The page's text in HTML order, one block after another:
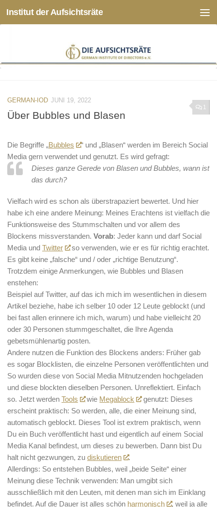
Zum Inhalt springen
Institut der Aufsichtsräte
1
GERMAN-IOD JUNI 19, 2022
Über Bubbles und Blasen
Die Begriffe „Bubbles
“ und „Blasen“ werden im Bereich Social
Media gern verwendet und genutzt. Es wird gefragt:
Dieses ganze Gerede von Blasen und Bubbles, wann ist
das durch?
Vielfach wird es schon als überstrapaziert bewertet. Und hier
habe ich eine andere Meinung: Meines Erachtens ist vielfach die
Funktionsweise des Stummschalten und vor allem des
Blockens missverstanden. Vorab: Jeder kann und darf Social
Media und Twitter
so verwenden, wie er es für richtig erachtet.
Es gibt keine „falsche“ und / oder „richtige Benutzung“.
Trotzdem einige Anmerkungen, wie Bubbles und Blasen
enstehen:
Beispiel auf Twitter, auf das ich mich im wesentlichen in diesem
Artikel beziehe, habe ich selber 10 oder 12 Leute geblockt (und
bei fast allen erinnere ich mich, warum) und habe vielleicht 20
oder 30 Personen stummgeschaltet, die Ihre Agenda
gebetsmühlenartig posten.
Andere nutzen die Funktion des Blockens anders: Früher gab
es sogar Blocklisten, die einzelne Personen veröffentlichten und
So wurden diese von Social Media Mitnutzenden hochgeladen
und diese blockten dieselben Personen. Unreflektiert. Einfach
so. Jetzt werden Tools wie Megablock
genutzt: Dieses
erscheint praktisch: So werden, alle, die einer Meinung sind,
automatisch geblockt. Dieses Tool ist extrem praktisch, wenn
Du ein Buch veröffentlicht hast und eigentlich auf einem Social
Media Kanal befindest, um dieses zu bewerben. Dann bist Du
halt nicht gezwungen, zu diskutieren
.
Allerdings: So entstehen Bubbles, weil „beide Seite“ einer
Meinung diese Technik verwenden: Man umgibt sich
ausschließlich mit den Leuten, mit denen man sich im Einklang
befindet. Auf die Dauer ist alles schön harmonisch
, weil ja alle